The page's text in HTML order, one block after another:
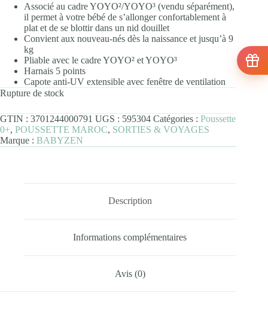
Associé au cadre YOYO²/YOYO³ (vendu séparément),
il permet à votre bébé de s’allonger confortablement à
plat et de se blottir dans un nid douillet
Convient aux nouveau-nés dès la naissance et jusqu’à 9
kg
Pliable avec le cadre YOYO² et YOYO³
Harnais 5 points
Capote anti-UV extensible avec fenêtre de ventilation
Rupture de stock
GTIN : 3701244000791 UGS : 595304 Catégories : Poussette
0+, POUSSETTE MAROC, SORTIES & VOYAGES
Marque : BABYZEN
Description
Informations complémentaires
Avis (0)